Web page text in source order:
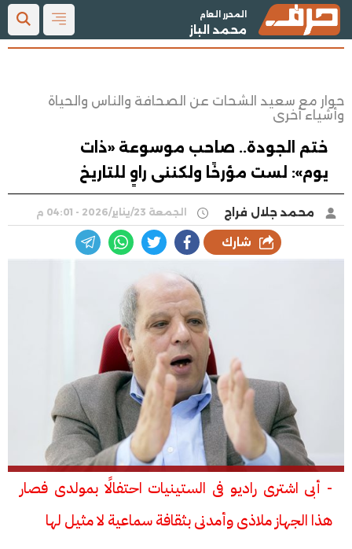
المحرر العام
محمد الباز
حوار مع سعيد الشحات عن الصحافة والناس والحياة
وأشياء أخرى
ختم الجودة.. صاحب موسوعة «ذات
يوم»: لست مؤرخًا ولكننى راوٍ للتاريخ
محمد جلال فراج الجمعة 23/يناير/2026 - 04:01 م
شارك
- أبى اشترى راديو فى الستينيات احتفالًا بمولدى فصار
هذا الجهاز ملاذى وأمدنى بثقافة سماعية لا مثيل لها